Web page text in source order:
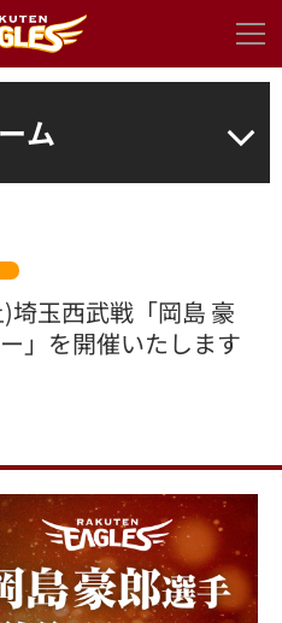
ム
玉西武戦「岡島 豪
」を開催いたします